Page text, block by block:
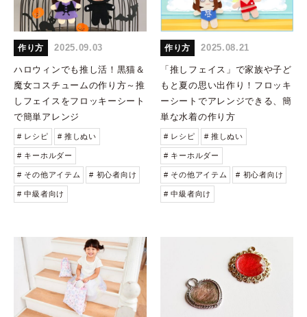
作り方 2025.09.03
ハロウィンでも推し活！黒猫＆
魔女コスチュームの作り方～推
しフェイスをフロッキーシート
で簡単アレンジ
# レシピ # 推しぬい
# キーホルダー
# その他アイテム # 初心者向け
# 中級者向け
作り方 2025.08.21
「推しフェイス」で家族や子ど
もと夏の思い出作り！フロッキ
ーシートでアレンジできる、簡
単な水着の作り方
# レシピ # 推しぬい
# キーホルダー
# その他アイテム # 初心者向け
# 中級者向け